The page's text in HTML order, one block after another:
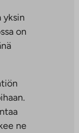
yksin
on
ne